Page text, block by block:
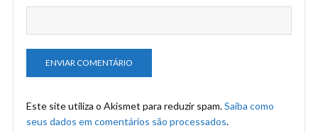
Este site utiliza o Akismet para reduzir spam.Saiba como
seus dados em comentários são processados.